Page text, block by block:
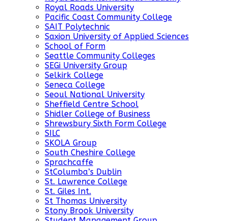
Royal Roads University
Pacific Coast Community College
SAIT Polytechnic
Saxion University of Applied Sciences
School of Form
Seattle Community Colleges
SEGi University Group
Selkirk College
Seneca College
Seoul National University
Sheffield Centre School
Shidler College of Business
Shrewsbury Sixth Form College
SILC
SKOLA Group
South Cheshire College
Sprachcaffe
StColumba’s Dublin
St. Lawrence College
St. Giles Int.
St Thomas University
Stony Brook University